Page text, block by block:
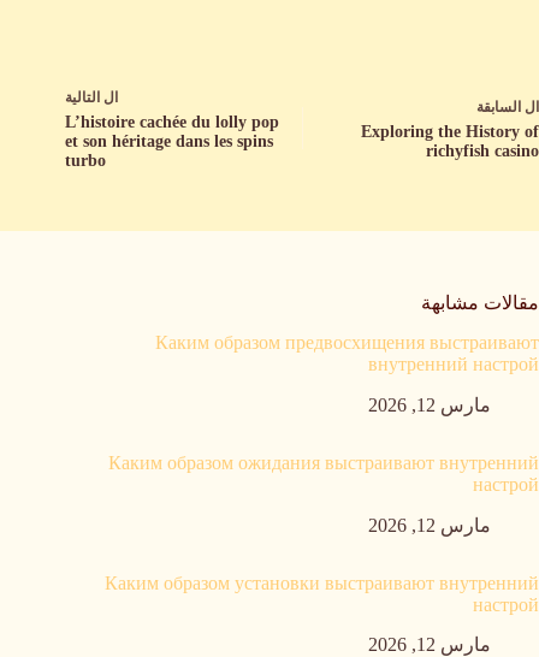
ال السابقة
Exploring the History of
richyfish casino
ال التالية
L’histoire cachée du lolly pop
et son héritage dans les spins
turbo
مقالات مشابهة
Каким образом предвосхищения выстраивают
внутренний настрой
مارس 12, 2026
Каким образом ожидания выстраивают внутренний
настрой
مارس 12, 2026
Каким образом установки выстраивают внутренний
настрой
مارس 12, 2026